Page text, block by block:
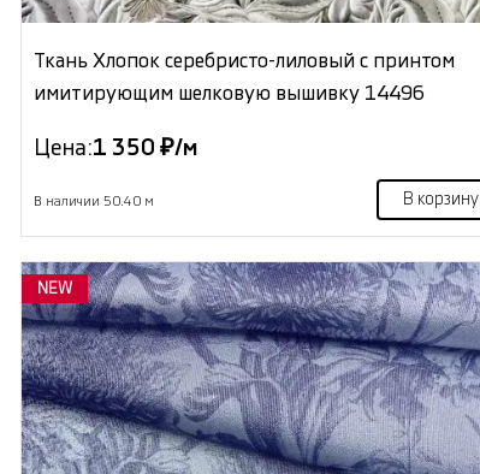
Ткань Хлопок серебристо-лиловый с принтом
имитирующим шелковую вышивку 14496
Цена:1 350 ₽/м
В наличии 50.40 м В корзину
NEW